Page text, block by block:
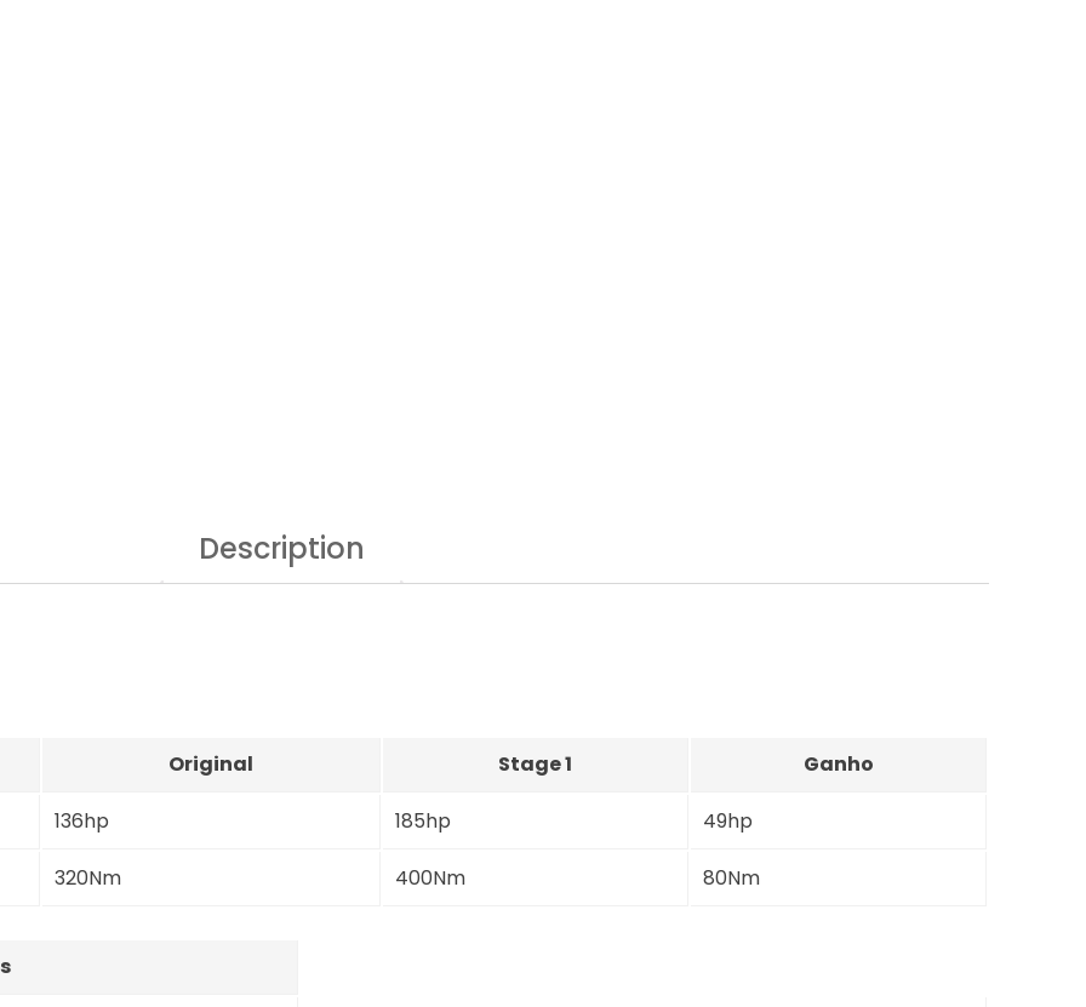
Description
Original Stage 1 Ganho
136hp 185hp 49hp
320Nm 400Nm 80Nm